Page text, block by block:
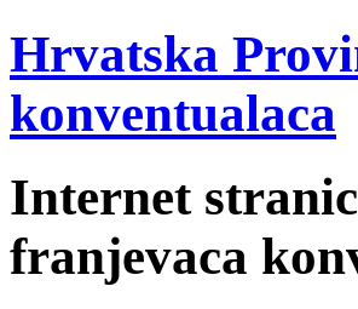
Hrvatska
konventualaca
Internet
franjevaca